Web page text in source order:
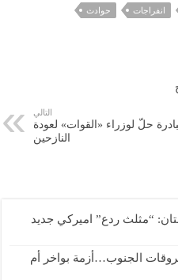
انفراجات
حوادث
التالي
حلّ لوزراء «القوات» لعودة
النازحين
“مثلث ردع” اميركي جديد
الجنوب…أزمة بواخر أم